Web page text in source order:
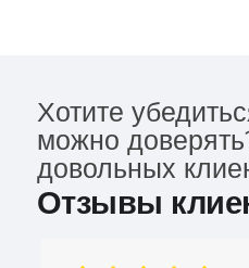
Хотите
можно
довольных
Отзывы